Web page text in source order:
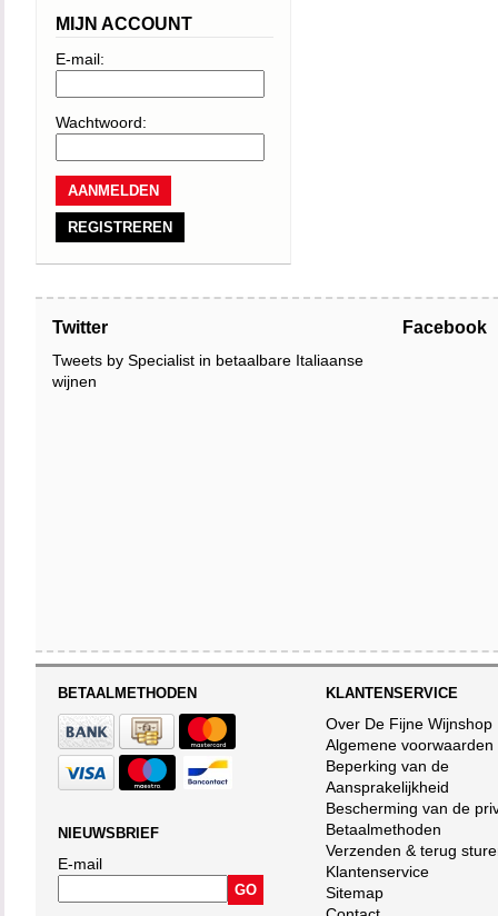
MIJN ACCOUNT
E-mail:
Wachtwoord:
REGISTREREN
Twitter
Tweets by Specialist in betaalbare Italiaanse
wijnen
Facebook
BETAALMETHODEN
NIEUWSBRIEF
E-mail
KLANTENSERVICE
Over De Fijne Wijnshop
Algemene voorwaarden
Beperking van de
Aansprakelijkheid
Bescherming van de
Betaalmethoden
Verzenden & terug
Klantenservice
Sitemap